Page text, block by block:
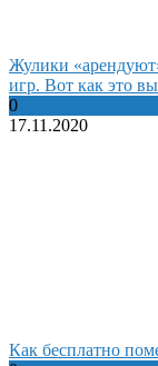
Жулики
игр. Вот как это
0
17.11.2020
Как бесплатно